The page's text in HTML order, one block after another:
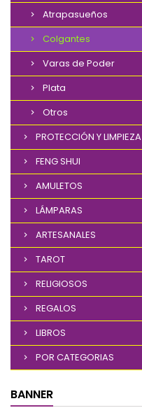
Atrapasueños
Colgantes
Varas de Poder
Plata
Otros
PROTECCIÓN Y LIMPIEZA
FENG SHUI
AMULETOS
LÁMPARAS
ARTESANALES
TAROT
RELIGIOSOS
REGALOS
LIBROS
POR CATEGORIAS
BANNER